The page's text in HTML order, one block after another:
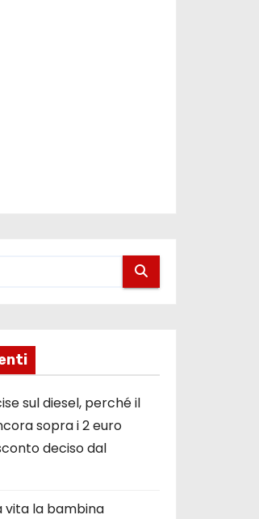
sul diesel, perché il
sopra i 2 euro
deciso dal
vita la bambina